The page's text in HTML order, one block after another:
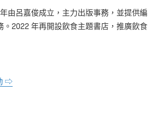
由呂嘉俊成立，主力出版事務，並提供編
2022 年再開設飲食主題書店，推廣飲食
⇨